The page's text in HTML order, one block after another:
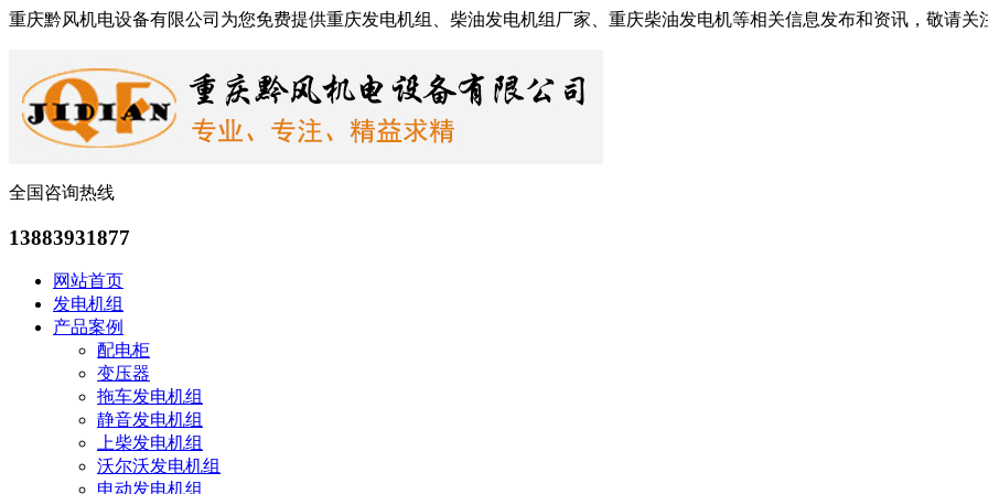
重庆黔风机电设备有限公司为您免费提供重庆发电机组、柴油发电机组厂家、重庆柴油发电机等相关信息发布和资讯，敬请关
全国咨询热线
13883931877
网站首页
发电机组
产品案例
配电柜
变压器
拖车发电机组
静音发电机组
上柴发电机组
沃尔沃发电机组
申动发电机组